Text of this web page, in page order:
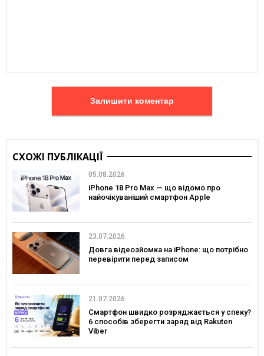
Залишити коментар
СХОЖІ ПУБЛІКАЦІЇ
05.08.2026
iPhone 18 Pro Max — що відомо про
найочікуваніший смартфон Apple
23.07.2026
Довга відеозйомка на iPhone: що потрібно
перевірити перед записом
21.07.2026
Смартфон швидко розряджається у спеку?
6 способів зберегти заряд від Rakuten
Viber